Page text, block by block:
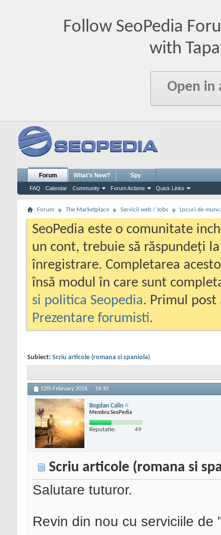
Follow SeoPedia
with
Open in
Forum
FAQ Calendar Community Forum Actions Quick Links
What's New? Spy
Forum The Marketplace Servicii web / Jobs Locuri de
SeoPedia este o comunitate
un cont, trebuie să răspundeți
înregistrare. Completarea
însă modul în care sunt
si politica Seopedia. Primul
Prezentare forumisti.
Subiect: Scriu articole (romana si spaniola)
12th February 2016, 16:10
Bogdan Calin
Membru SeoPedia
Reputatie: 49
Scriu articole (romana si
Salutare tuturor.
Revin din nou cu serviciile de